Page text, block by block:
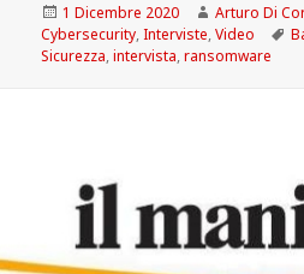
Scritto
il
1 Dicembre 2020 Autore
Arturo Di
Cybersecurity,Interviste,Video
Sicurezza,intervista,ransomware